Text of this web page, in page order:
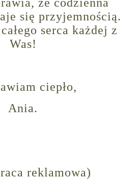
się przyjemnością.
serca każdej z
Was!
ciepło,
Ania.
reklamowa)